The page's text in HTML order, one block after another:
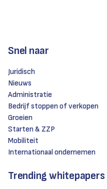
Snel naar
Juridisch
Nieuws
Administratie
Bedrijf stoppen of verkopen
Groeien
Starten & ZZP
Mobiliteit
Internationaal ondernemen
Trending whitepapers